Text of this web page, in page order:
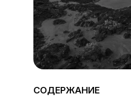
СОДЕРЖАНИЕ